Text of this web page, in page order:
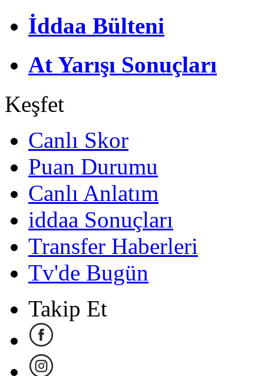
İddaa Bülteni
At Yarışı Sonuçları
Keşfet
Canlı Skor
Puan Durumu
Canlı Anlatım
iddaa Sonuçları
Transfer Haberleri
Tv'de Bugün
Takip Et